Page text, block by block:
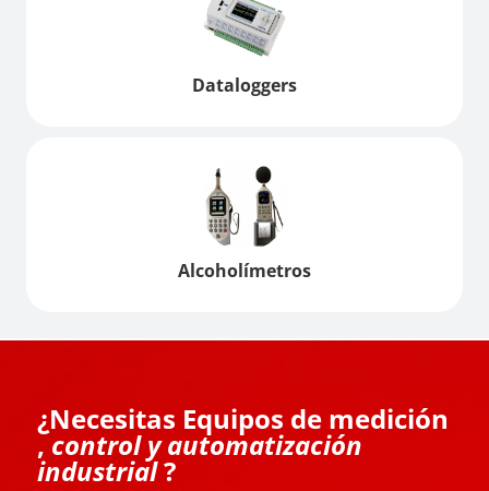
Dataloggers
Alcoholímetros
¿Necesitas Equipos de medición
,control y automatización
industrial?